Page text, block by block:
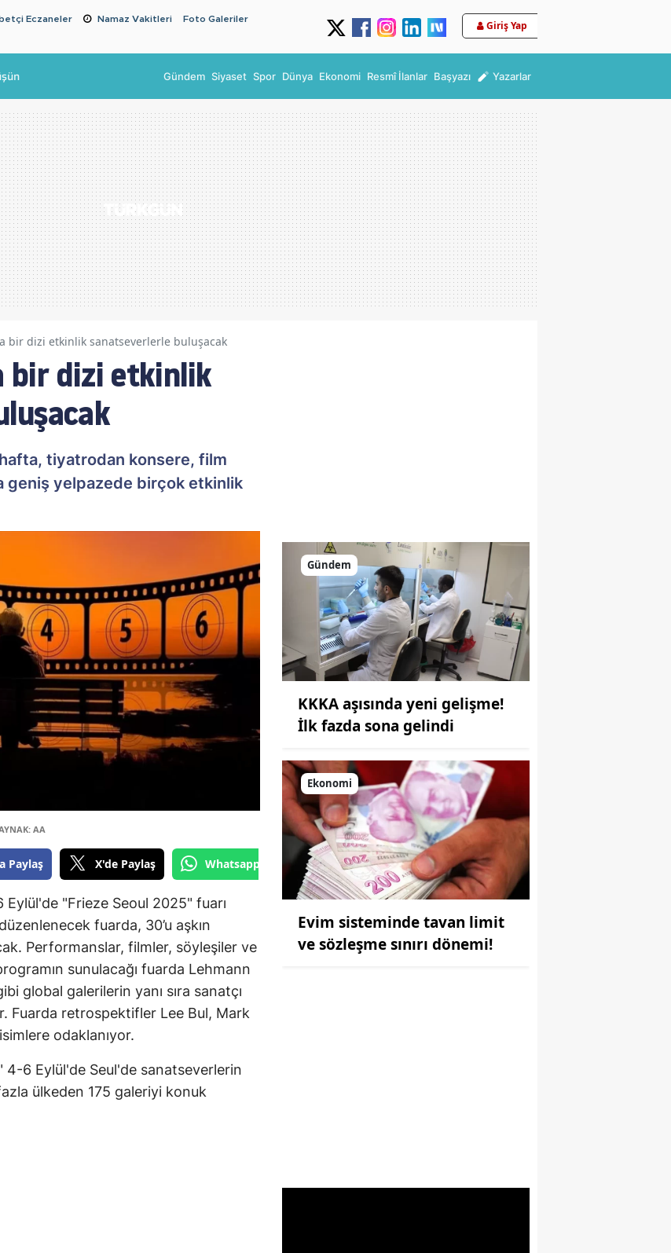
Eczaneler Namaz Vakitleri
Foto Galeriler
Giriş Yap
Gündem Siyaset Spor Dünya Ekonomi Resmî İlanlar Başyazı Yazarlar
bir dizi etkinlik sanatseverlerle buluşacak
bir dizi etkinlik
tiyatrodan konsere, film
geniş yelpazede birçok etkinlik
AA
Paylaş X'de Paylaş Whatsapp'tan Gönder
"Frieze Seoul 2025" fuarı
fuarda, 30’u aşkın
Performanslar, filmler, söyleşiler ve
sunulacağı fuarda Lehmann
global galerilerin yanı sıra sanatçı
Fuarda retrospektifler Lee Bul, Mark
odaklanıyor.
4-6 Eylül'de Seul'de sanatseverlerin
ülkeden 175 galeriyi konuk
Gündem
KKKA aşısında yeni gelişme!
İlk fazda sona gelindi
Ekonomi
Evim sisteminde tavan limit
ve sözleşme sınırı dönemi!